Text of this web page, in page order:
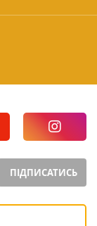
ПІДПИСАТИСЬ